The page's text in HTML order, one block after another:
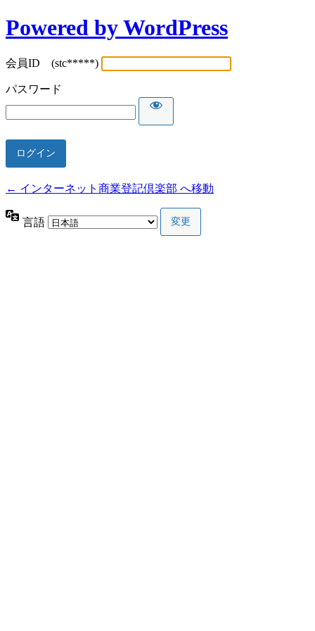
Powered by WordPress
会員ID (stc*****)
パスワード
← インターネット商業登記倶楽部 へ移動
言語